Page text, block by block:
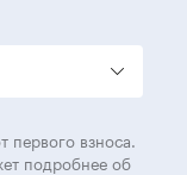
первого взноса.
подробнее об